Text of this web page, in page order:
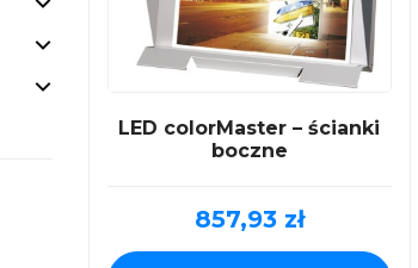
LED colorMaster – ścianki
boczne
857,93 zł